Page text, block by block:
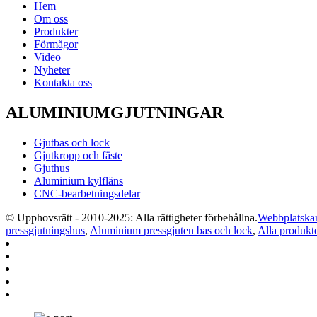
Hem
Om oss
Produkter
Förmågor
Video
Nyheter
Kontakta oss
ALUMINIUMGJUTNINGAR
Gjutbas och lock
Gjutkropp och fäste
Gjuthus
Aluminium kylfläns
CNC-bearbetningsdelar
© Upphovsrätt - 2010-2025: Alla rättigheter förbehållna.
pressgjutningshus, Aluminium pressgjuten bas och lock, Alla